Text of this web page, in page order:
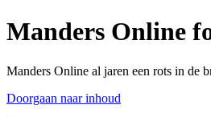
Manders Online
Manders Online al jaren een rots in de
Doorgaan naar inhoud